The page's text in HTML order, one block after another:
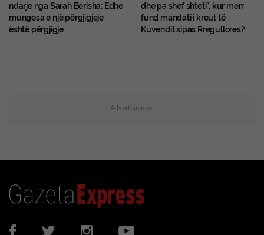
ndarje nga Sarah Berisha: Edhe
mungesa e një përgjigjeje
është përgjigje
dhe pa shef shteti”, kur merr
fund mandati i kreut të
Kuvendit sipas Rregullores?
Advertisement